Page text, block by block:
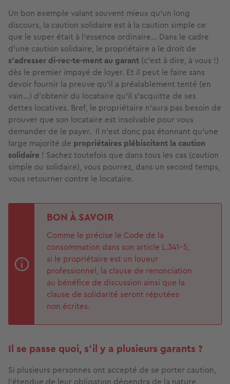
Un bon exemple valant souvent mieux qu’un long
discours, la caution solidaire est à la caution simple ce
que le super était à l’essence ordinaire… Dans le cadre
d’une caution solidaire, le propriétaire a le droit de
s’adresser di-rec-te-ment au garant (c’est à dire, à vous !)
dès le premier impayé de loyer. Et il peut le faire sans
devoir fournir la preuve qu’il a préalablement tenté (en
vain…) d’obtenir du locataire qu’il s’acquitte de ses
dettes locatives. Bref, le propriétaire n’aura pas besoin de
prouver que son locataire est insolvable pour vous
demander de le payer. Il n’est donc pas étonnant qu’une
large majorité de propriétaires plébiscitent la caution
solidaire ! Sachez toutefois que dans tous les cas (caution
simple ou solidaire), vous pourrez, dans un second temps,
vous retourner contre le locataire.
BON À SAVOIR
Comme le précise le Code de la
consommation dans son article L.341-5,
si le propriétaire est un loueur
professionnel, la clause de renonciation
au bénéfice de discussion ainsi que la
clause de solidarité seront réputées
non écrites.
Il se passe quoi, s’il y a plusieurs garants ?
Si plusieurs personnes ont accepté de se porter caution,
l’étendue de leur obligation dépendra de la nature